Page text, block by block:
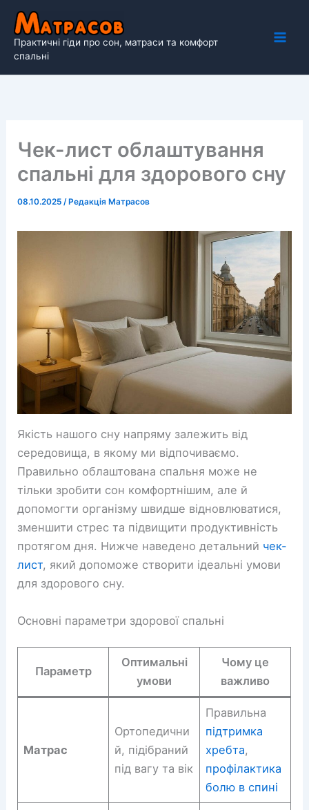
Перейти
вмісту
Практичні гіди про сон, матраси та комфорт
спальні
Чек-лист облаштування
спальні для здорового сну
08.10.2025/ Редакція Матрасов
Якість нашого сну напряму залежить від
середовища, в якому ми відпочиваємо.
Правильно облаштована спальня може не
тільки зробити сон комфортнішим, але й
допомогти організму швидше відновлюватися,
зменшити стрес та підвищити продуктивність
протягом дня. Нижче наведено детальний чек-
лист, який допоможе створити ідеальні умови
для здорового сну.
Основні параметри здорової спальні
Параметр
Оптимальні
умови
Чому це
важливо
Матрас
Ортопедични
й, підібраний
під вагу та вік
Правильна
підтримка
хребта,
профілактика
болю в спині